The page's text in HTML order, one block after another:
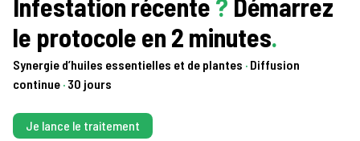
Infestation récente ? Démarrez
le protocole en 2 minutes.
Synergie d’huiles essentielles et de plantes · Diffusion
continue · 30 jours
Je lance le traitement